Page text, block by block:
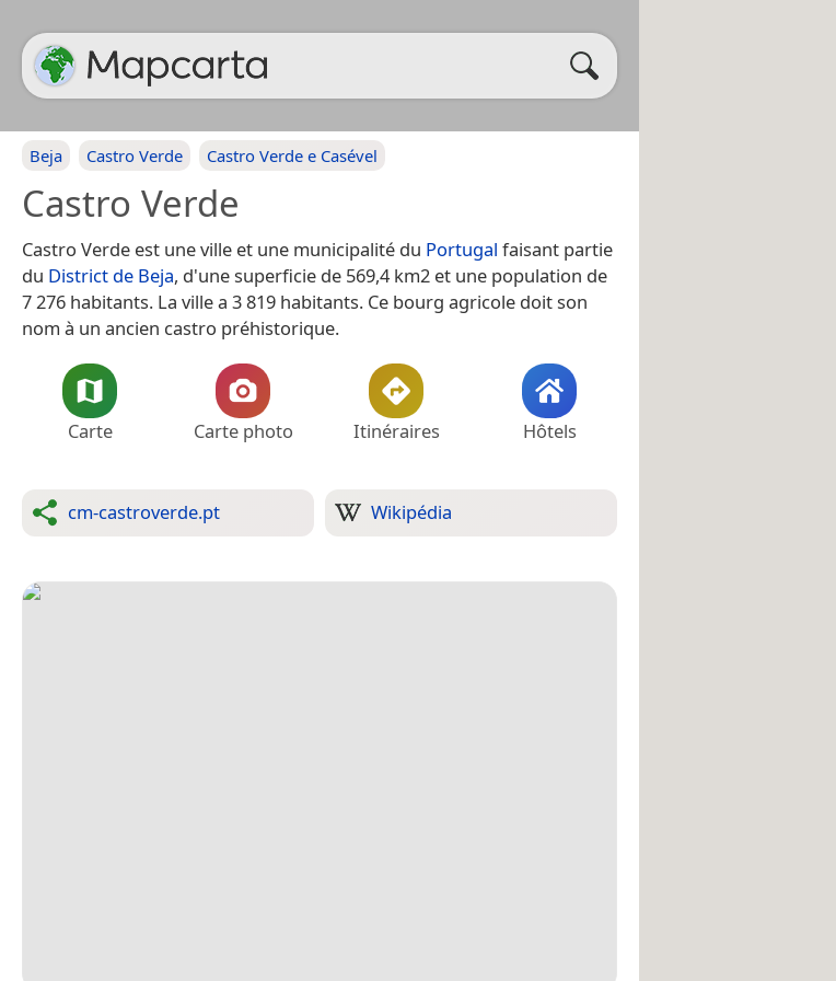
Beja Castro Verde Castro Verde e Casével
Castro Verde
Castro Verde est une ville et une municipalité du Portugal faisant partie
du District de Beja, d'une superficie de 569,4 km2 et une population de
7 276 habitants. La ville a 3 819 habitants. Ce bourg agricole doit son
nom à un ancien castro préhistorique.
Carte Carte photo Itinéraires Hôtels
cm-castroverde.pt Wikipédia